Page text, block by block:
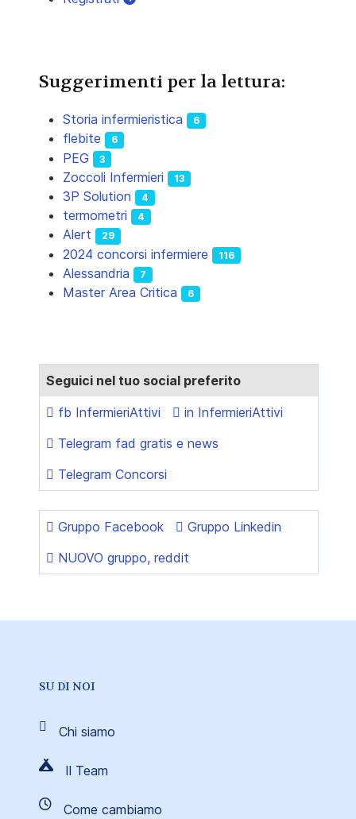
Suggerimenti per la lettura:
Storia infermieristica 6
flebite 6
PEG 3
Zoccoli Infermieri 13
3P Solution 4
termometri 4
Alert 29
2024 concorsi infermiere 116
Alessandria 7
Master Area Critica 6
Seguici nel tuo social preferito
fb InfermieriAttivi
in InfermieriAttivi
Telegram fad gratis e news
Telegram Concorsi
Gruppo Facebook
Gruppo Linkedin
NUOVO gruppo, reddit
SU DI NOI
Chi siamo
Il Team
Come cambiamo